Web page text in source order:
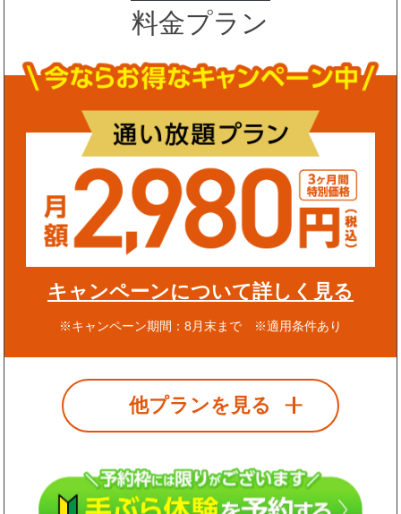
料金プラン
キャンペーンについて詳しく見る
※キャンペーン期間：8月末まで ※適用条件あり
他プランを見る